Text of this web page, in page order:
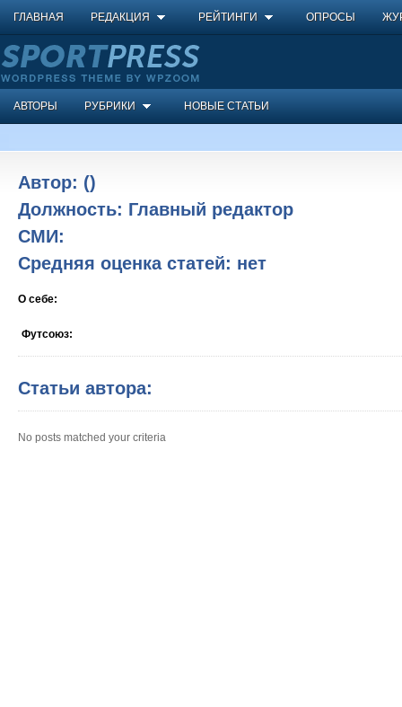
ГЛАВНАЯ РЕДАКЦИЯ РЕЙТИНГИ ОПРОСЫ
АВТОРЫ РУБРИКИ НОВЫЕ СТАТЬИ
Автор: ()
Должность: Главный редактор
СМИ:
Средняя оценка статей: нет
О себе:
Футсоюз:
Статьи автора:
No posts matched your criteria